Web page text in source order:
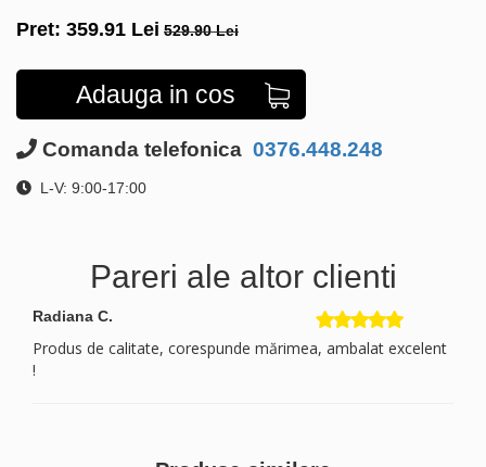
Pret: 359.91 Lei 529.90 Lei
Adauga in cos
Comanda telefonica 0376.448.248
L-V: 9:00-17:00
Pareri ale altor clienti
Radiana C.
Produs de calitate, corespunde mărimea, ambalat excelent
!